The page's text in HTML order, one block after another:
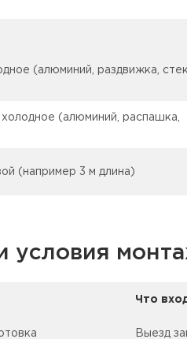
(алюминий, раздвижка,
(алюминий, распашка,
(например 3 м длина)
условия
Что
Выезд